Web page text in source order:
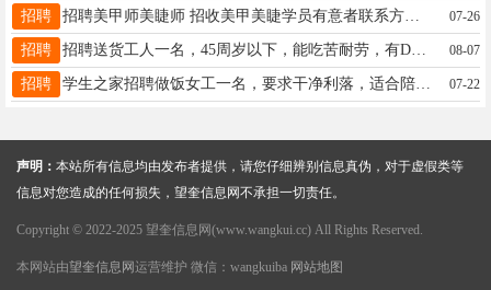
招聘 招聘美甲师美睫师 招收美甲美睫学员有意者联系方式 电话微信同步18645557322 07-26
招聘 招聘送货工人一名，45周岁以下，能吃苦耐劳，有D证优先，13304557708 08-07
招聘 学生之家招聘做饭女工一名，要求干净利落，适合陪读家长，电话15846683056 07-22
声明： 本站所有信息均由发布者提供，请您仔细辨别信息真伪，对于虚假类等
信息对您造成的任何损失，望奎信息网不承担一切责任。
Copyright © 2022-2025 望奎信息网(www.wangkui.cc) All Rights Reserved.
本网站由望奎信息网 运营维护 微信：wangkuiba 网站地图